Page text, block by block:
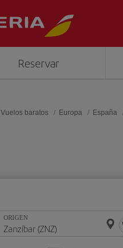
Reservar
Vuelos baratos Europa España
ORIGEN